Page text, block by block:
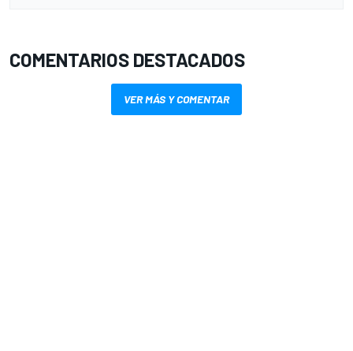
COMENTARIOS DESTACADOS
VER MÁS Y COMENTAR